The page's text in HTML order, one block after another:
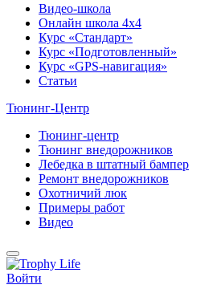
Видео-школа
Онлайн школа 4х4
Курс «Стандарт»
Курс «Подготовленный»
Курс «GPS-навигация»
Статьи
Тюнинг-Центр
Тюнинг-центр
Тюнинг внедорожников
Лебедка в штатный бампер
Ремонт внедорожников
Охотничий люк
Примеры работ
Видео
Войти